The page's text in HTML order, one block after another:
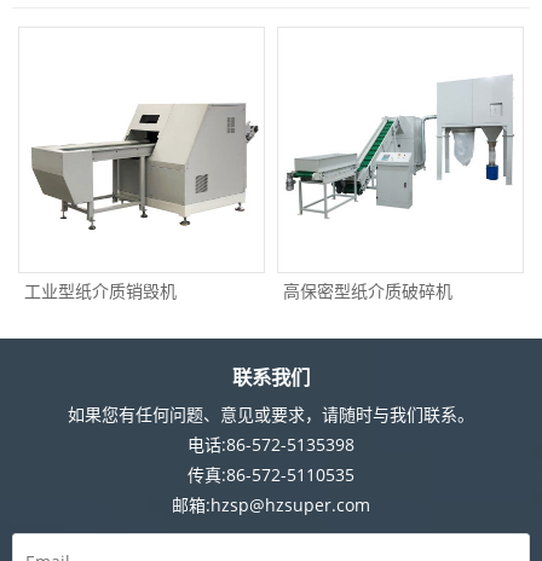
工业型纸介质销毁机 高保密型纸介质破碎机
联系我们
如果您有任何问题、意见或要求，请随时与我们联系。
电话:86-572-5135398
传真:86-572-5110535
邮箱:hzsp@hzsuper.com